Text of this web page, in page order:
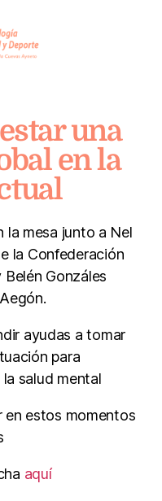
una
en la
la mesa junto a Nel
la Confederación
Gonzáles
ayudas a tomar
para
salud mental
en estos momentos
aquí